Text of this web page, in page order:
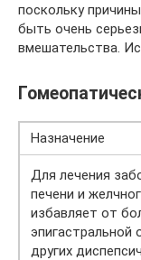
поскольку
быть очень
вмешательства.
Назначение
Для лечения
печени и
избавляет от
эпигастральной
других